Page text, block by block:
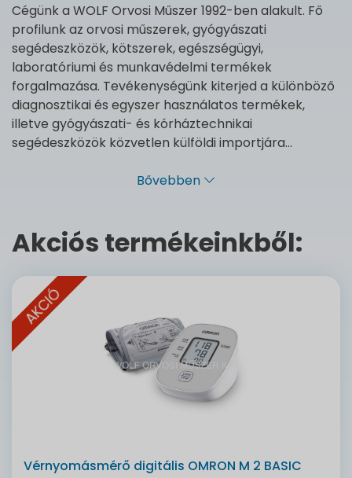
Cégünk a WOLF Orvosi Műszer 1992-ben alakult. Fő
profilunk az orvosi műszerek, gyógyászati
segédeszközök, kötszerek, egészségügyi,
laboratóriumi és munkavédelmi termékek
forgalmazása. Tevékenységünk kiterjed a különböző
diagnosztikai és egyszer használatos termékek,
illetve gyógyászati- és kórháztechnikai
segédeszközök közvetlen külföldi importjára...
Bővebben
Akciós termékeinkből:
AKCIÓ
Vérnyomásmérő digitális OMRON M 2 BASIC